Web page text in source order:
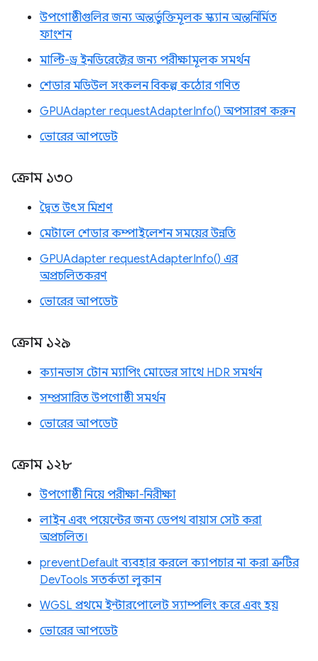
উপগোষ্ঠীগুলির জন্য অন্তর্ভুক্তিমূলক স্ক্যান অন্তর্নির্মিত
ফাংশন
মাল্টি-ড্র ইনডিরেক্টের জন্য পরীক্ষামূলক সমর্থন
শেডার মডিউল সংকলন বিকল্প কঠোর গণিত
GPUAdapter requestAdapterInfo() অপসারণ করুন
ভোরের আপডেট
ক্রোম ১৩০
দ্বৈত উৎস মিশ্রণ
মেটালে শেডার কম্পাইলেশন সময়ের উন্নতি
GPUAdapter requestAdapterInfo() এর
অপ্রচলিতকরণ
ভোরের আপডেট
ক্রোম ১২৯
ক্যানভাস টোন ম্যাপিং মোডের সাথে HDR সমর্থন
সম্প্রসারিত উপগোষ্ঠী সমর্থন
ভোরের আপডেট
ক্রোম ১২৮
উপগোষ্ঠী নিয়ে পরীক্ষা-নিরীক্ষা
লাইন এবং পয়েন্টের জন্য ডেপথ বায়াস সেট করা
অপ্রচলিত।
preventDefault ব্যবহার করলে ক্যাপচার না করা ত্রুটির
DevTools সতর্কতা লুকান
WGSL প্রথমে ইন্টারপোলেট স্যাম্পলিং করে এবং হয়
ভোরের আপডেট